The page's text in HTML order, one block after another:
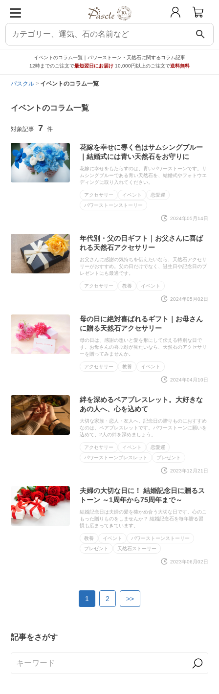
search
イベントのコラム一覧｜パワーストーン・天然石に関するコラム記事
12時までのご注文で最短翌日にお届け 10,000円以上のご注文で送料無料
パスクル イベントのコラム一覧
イベントのコラム一覧
7
花嫁を幸せに導く色はサムシングブルー
｜結婚式には青い天然石をお守りに
花嫁に幸せをもたらすのは、青いパワーストーンです。サ
ムシングブルーである青い天然石を、結婚式やフォトウエ
ディングに取り入れてください。
アクセサリー イベント
恋愛運
パワーストーンストーリー
2024年05月14日
年代別・父の日ギフト｜お父さんに喜ば
れる天然石アクセサリー
お父さんに感謝の気持ちを伝えたいなら、天然石アクセサ
リーがおすすめ。父の日だけでなく、誕生日や記念日のプ
レゼントにも最適です。
アクセサリー 教養 イベント
2024年05月02日
母の日に絶対喜ばれるギフト｜お母さん
に贈る天然石アクセサリー
母の日は、感謝の想いと愛を形にして伝える特別な日で
す。お母さんの喜ぶ顔が見たいなら、天然石のアクセサリ
ーを贈ってみませんか。
アクセサリー 教養 イベント
2024年04月10日
絆を深めるペアブレスレット。大好きな
あの人へ、心を込めて
大切な家族・恋人・友人へ。記念日の贈りものにおすすめ
なのは、ペアブレスレットです。パワーストーンに願いを
込めて、2人の絆を深めましょう。
アクセサリー イベント
恋愛運
パワーストーンブレスレット
プレゼント
2023年12月21日
夫婦の大切な日に！ 結婚記念日に贈るス
トーン ～1周年から75周年まで～
結婚記念日は夫婦の愛を確かめ合う大切な日です。心のこ
もった贈りものをしませんか？ 結婚記念石を毎年贈る習
慣も広まってきています。
教養 イベント
パワーストーンストーリー
プレゼント
天然石ストーリー
2023年06月02日
1 2 >>
記事をさがす